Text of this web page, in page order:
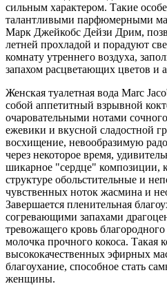
сильным характером. Такие
талантливыми парфюмерными
Марк Джейкобс Дейзи Дрим,
летней прохладой и порадуют
комнату утреннего воздуха,
запахом расцветающих цветов и
Женская туалетная вода Marc
собой аппетитный взрывной
очаровательными нотами
ежевики и вкусной сладостной
восхищение, невообразимую
через некоторое время,
шикарное "сердце" композиции,
структуре обольстительные и
чувственных ноток жасмина и
Завершается пленительная
согревающими запахами
тревожащего кровь
молочка прочного кокоса. Такая
высококачественных эфирных
благоухание, способное стать
женщины.